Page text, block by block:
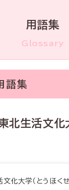
用語集
Glossary
語集
北生活文化
文化大学（とうほく